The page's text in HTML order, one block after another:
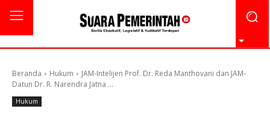
Beranda Hukum
JAM-Intelijen Prof. Dr. Reda Manthovani dan JAM-
Datun Dr. R. Narendra Jatna ...
Hukum